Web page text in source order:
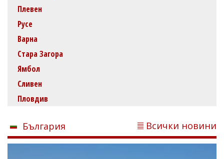
Плевен
Русе
Варна
Стара Загора
Ямбол
Сливен
Пловдив
България Всички новини